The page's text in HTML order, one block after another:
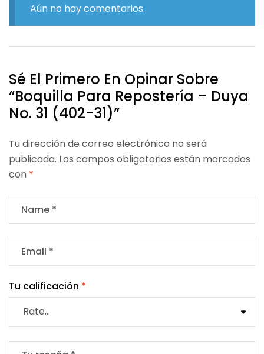
Aún no hay comentarios.
Sé El Primero En Opinar Sobre
“Boquilla Para Repostería – Duya
No. 31 (402-31)”
Tu dirección de correo electrónico no será
publicada. Los campos obligatorios están marcados
con *
Tu calificación *